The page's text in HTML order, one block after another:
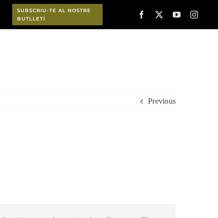
SUBSCRIU-TE AL NOSTRE
BUTLLETÍ
Previous